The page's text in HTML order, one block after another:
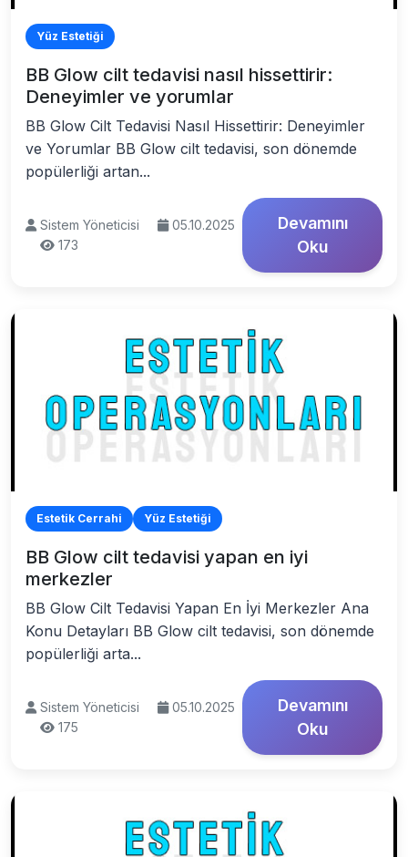
Yüz Estetiği
BB Glow cilt tedavisi nasıl hissettirir:
Deneyimler ve yorumlar
BB Glow Cilt Tedavisi Nasıl Hissettirir: Deneyimler
ve Yorumlar BB Glow cilt tedavisi, son dönemde
popülerliği artan...
Sistem Yöneticisi
05.10.2025
173
Devamını
Oku
Estetik Cerrahi Yüz Estetiği
BB Glow cilt tedavisi yapan en iyi
merkezler
BB Glow Cilt Tedavisi Yapan En İyi Merkezler Ana
Konu Detayları BB Glow cilt tedavisi, son dönemde
popülerliği arta...
Sistem Yöneticisi
05.10.2025
175
Devamını
Oku